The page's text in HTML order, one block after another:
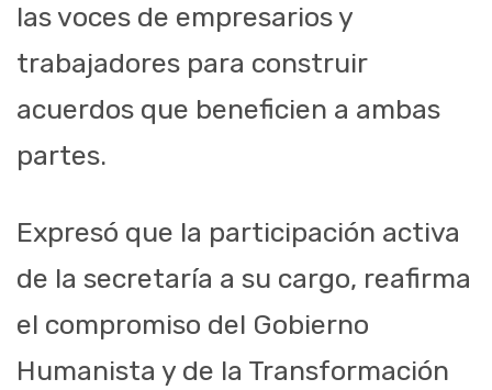
las voces de empresarios y
trabajadores para construir
acuerdos que beneficien a ambas
partes.
Expresó que la participación activa
de la secretaría a su cargo, reafirma
el compromiso del Gobierno
Humanista y de la Transformación